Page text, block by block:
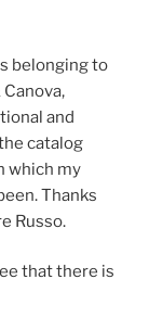
belonging to
and
catalog
which my
Thanks
Russo.
that there is